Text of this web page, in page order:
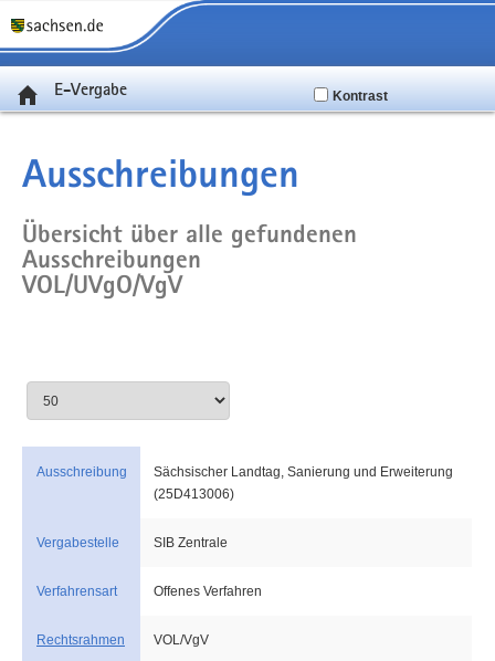
E-Vergabe Kontrast
Ausschreibungen
Übersicht über alle gefundenen
Ausschreibungen
VOL/UVgO/VgV
Ausschreibung
Sächsischer Landtag, Sanierung und Erweiterung
(25D413006)
Vergabestelle SIB Zentrale
Verfahrensart Offenes Verfahren
Rechtsrahmen VOL/VgV